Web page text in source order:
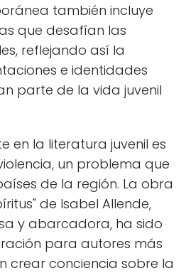
también incluye
que desafían las
reflejando así la
e identidades
parte de la vida juvenil
en la literatura juvenil es
un problema que
de la región. La obra
de Isabel Allende,
y abarcadora, ha sido
para autores más
crear conciencia sobre la